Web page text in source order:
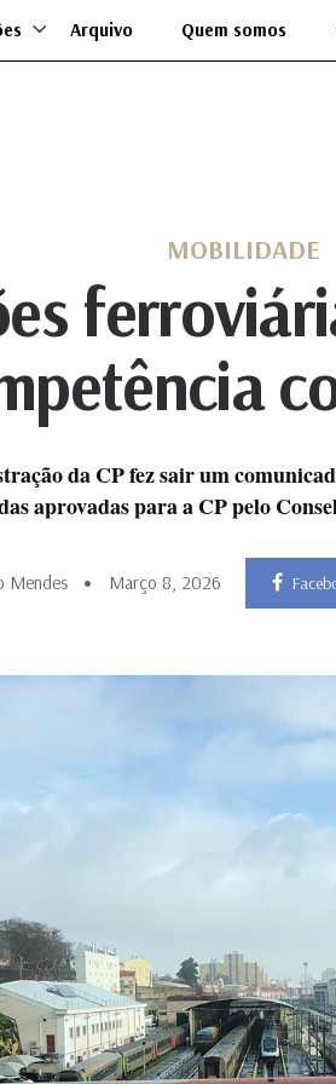
Arquivo Quem somos
MOBILIDADE
da CP fez sair um
aprovadas para a CP pelo
Mendes Março 8, 2026